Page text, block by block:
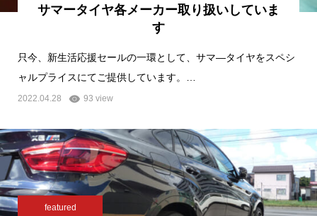
サマータイヤ各メーカー取り扱いしていま
す
只今、新生活応援セールの一環として、サマ―タイヤをスペシ
ャルプライスにてご提供しています。…
2022.04.28 93 view
featured